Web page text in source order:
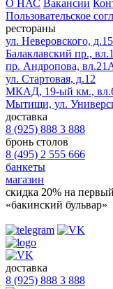
О НАС Вакансии
Пользовательское
рестораны
ул. Неверовского, д.15
Балаклавский пр.,
пр. Андропова,
ул. Стартовая, д.12
МКАД, 19-ый км.,
Мытищи, ул.
доставка
8 (925) 888 3 888
бронь столов
8 (495) 2 555 666
банкеты
магазин
скидка 20% на
«бакинский бульвар»
доставка
8 (925) 888 3 888